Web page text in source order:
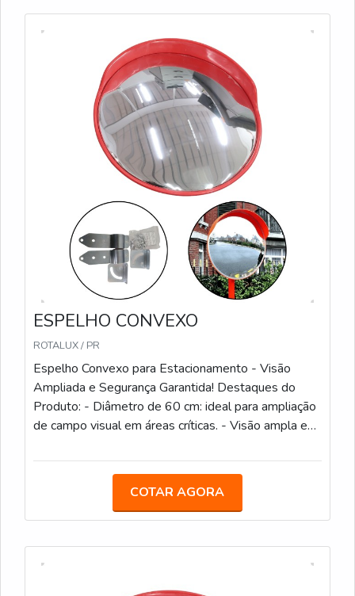
ESPELHO CONVEXO
ROTALUX / PR
Espelho Convexo para Estacionamento - Visão
Ampliada e Segurança Garantida! Destaques do
Produto: - Diâmetro de 60 cm: ideal para ampliação
de campo visual em áreas críticas. - Visão ampla e
estacionamentos e cruzamentos. - Material
resistente a raios UV e condições climáticas
adversas. - Fácil instalação: acompanha kit de
de superfícies. - Design robusto e durável: garante
COTAR AGORA